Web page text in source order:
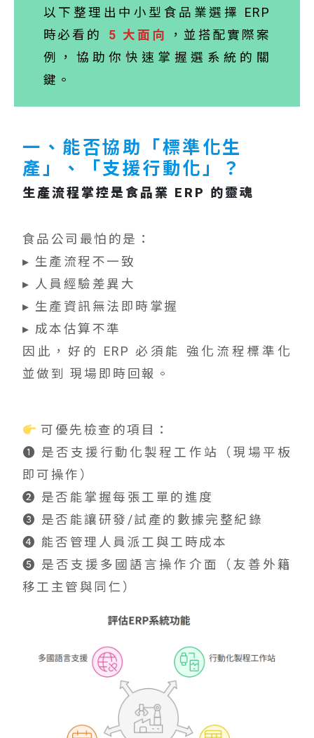
以下整理出中小型食品業選擇 ERP
時必看的
5 大面向
，並搭配實際案
例，協助你快速掌握選系統的關
鍵。
一、能否協助「標準化生
產」、「支援行動化」？
生產流程掌控是食品業 ERP 的靈魂
食品公司最怕的是：
▸ 生產流程不一致
▸ 人員經驗差異大
▸ 生產資訊無法即時掌握
▸ 成本估算不準
因此，好的 ERP 必須能 強化流程標準化
並做到 現場即時回報。
可優先檢查的項目：
➊ 是否支援行動化製程工作站（現場平板
即可操作）
➋ 是否能掌握每張工單的進度
➌ 是否能讓研發/試產的數據完整紀錄
➍ 能否管理人員派工與工時成本
➎ 是否支援多國語言操作介面（友善外籍
移工主管與同仁）